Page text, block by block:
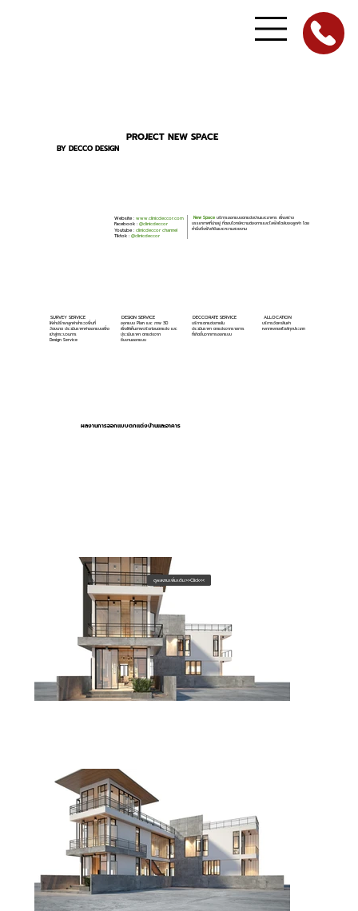
ผลงานการออกแบบตกแต่งบ้านและอาคาร
ดูผลงานเพิ่มเติม>>Click<<
SURVEY SERVICE
ให้คำปรึกษาลูกค้าสำรวจพื้นที่
วัดขนาด ประเมินราคาค่าออกแบบเพื่อ
เข้าสู่กระบวนการ
Design Service
DESIGN SERVICE
ออกแบบ Plan และ ภาพ 3D
เพื่อให้เห็นภาพจริงก่อนตกแต่ง และ
ประเมินราคา ตกแต่งจาก
ชิ้นงานออกแบบ
DECCORATE SERVICE
บริการตกแต่งภายใน
ประเมินราคา ตกแต่งจากรายการ
ที่เกิดขึ้นจากการออกแบบ
ALLOCATION
บริการจัดหาสินค้า
หลากหลายสไตล์ทุกประเภท
PROJECT NEW SPACE
BY DECCO DESIGN
Website : www.clinicdeccor.com
Facebook : @clinicdeccor
Youtube : clinicdeccor channel
Tiktok : @clinicdeccor
New Space บริการออกแบบตกแต่งบ้านและอาคาร เพื่อสร้าง
บรรยากาศที่น่าอยู่ ที่ตอบโจทย์ความต้องการและไลฟ์สไตล์ของลูกค้า โดย
คำนึงถึงฟังก์ชันและความสวยงาม